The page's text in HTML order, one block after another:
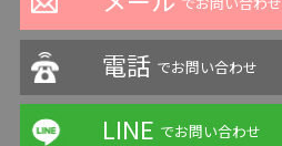
電話 でお問い合わせ
LINE でお問い合わせ